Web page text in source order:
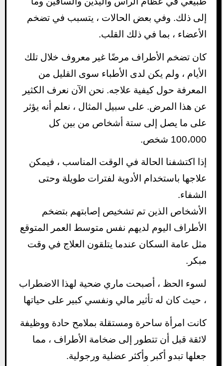
إلى ذلك. وفي بعض الحالات ، يتسبب في تضخم
الأعضاء ، بما في ذلك القلب.
كان تضخم الأطراف مرضًا غير معروف خلال تلك
الأيام ، ولم يكن لدى الأطباء سوى القليل من
المعرفة حول كيفية علاجه. نحن الآن نعرف الكثير
عن هذا المرض. على سبيل المثال ، نعلم أنه يؤثر
على ما يصل إلى ستة أشخاص من بين كل
100،000 شخص.
إذا اكتشفنا الحالة في الوقت المناسب ، فيمكن
علاجها باستخدام الأدوية لفترات طويلة وحتى
الشفاء.
الأشخاص الذين تم تشخيص إصابتهم بتضخم
الأطراف اليوم لديهم نفس متوسط ​​العمر المتوقع
مثل عامة السكان عندما يتلقون العلاج في وقت
مبكر.
لسوء الحظ ، أصبحت ماري ضحية لهذا الاضطراب
، حيث كان له تأثير مالي ونفسي كبير على حياتها
كانت امرأة ساحرة ومستقلة بملامح حادة ووظيفة
لائقة قبل أن تتطور إلى ضخامة الأطراف ، مما
جعلها تبدو أكبر وأكثر عضلية ورجولية.